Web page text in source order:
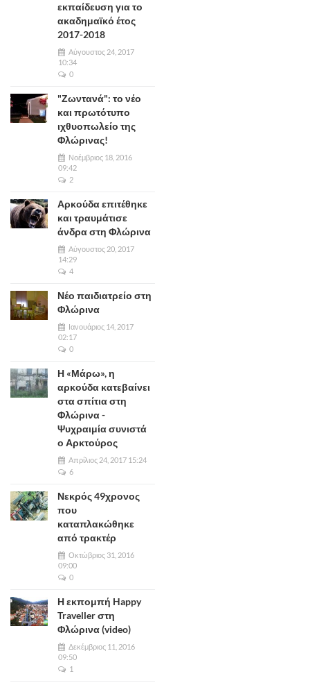
εκπαίδευση για το
ακαδημαϊκό έτος
2017-2018
Αύγουστος 24, 2017
10:34
0
"Ζωντανά": το νέο
και πρωτότυπο
ιχθυοπωλείο της
Φλώρινας!
Νοέμβριος 18, 2016
09:42
2
Αρκούδα επιτέθηκε
και τραυμάτισε
άνδρα στη Φλώρινα
Αύγουστος 20, 2017
14:29
4
Νέο παιδιατρείο στη
Φλώρινα
Ιανουάριος 14, 2017
02:17
0
Η «Μάρω», η
αρκούδα κατεβαίνει
στα σπίτια στη
Φλώρινα -
Ψυχραιμία συνιστά
ο Αρκτούρος
Απρίλιος 24, 2017 15:24
6
Νεκρός 49χρονος
που
καταπλακώθηκε
από τρακτέρ
Οκτώβριος 31, 2016
09:00
0
Η εκπομπή Happy
Traveller στη
Φλώρινα (video)
Δεκέμβριος 11, 2016
09:50
1